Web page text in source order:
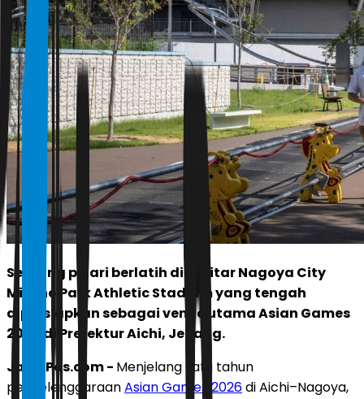
Seorang pelari berlatih di sekitar Nagoya City
Mizuho Park Athletic Stadium yang tengah
dipersiapkan sebagai venue utama Asian Games
2026 di Prefektur Aichi, Jepang.
JawaPos.com - Menjelang satu tahun
penyelenggaraanAsian Games 2026di Aichi–Nagoya,